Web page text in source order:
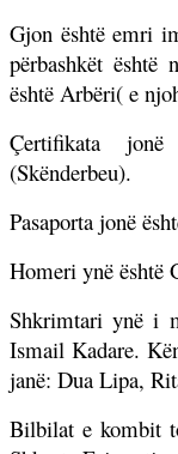
Gjon është emri
përbashkët
është Arbëri( e
Çertifikata
(Skënderbeu).
Pasaporta jonë
Homeri ynë është
Shkrimtari ynë i
Ismail Kadare.
janë: Dua Lipa,
Bilbilat e kombit